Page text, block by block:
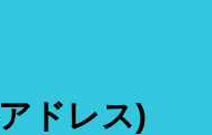
ドレス)